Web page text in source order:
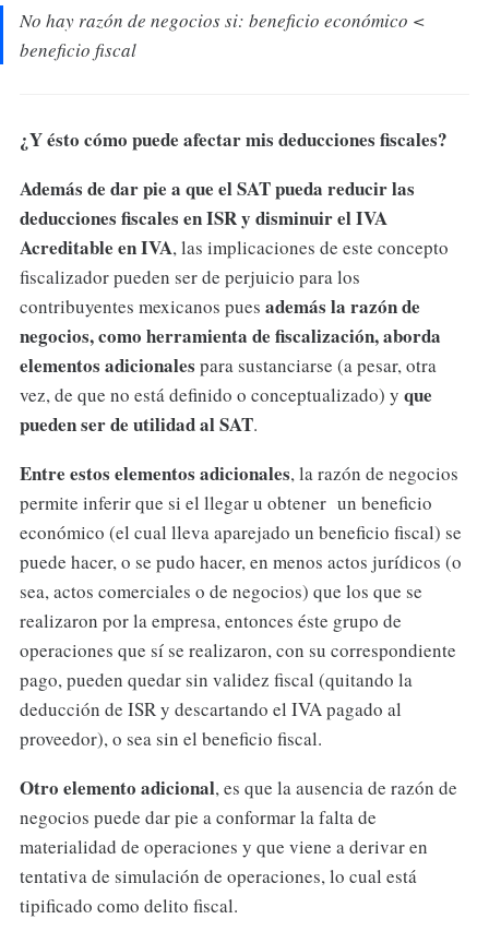
No hay razón de negocios si: beneficio económico <
beneficio fiscal
¿Y ésto cómo puede afectar mis deducciones fiscales?
Además de dar pie a que el SAT pueda reducir las
deducciones fiscales en ISR y disminuir el IVA
Acreditable en IVA, las implicaciones de este concepto
fiscalizador pueden ser de perjuicio para los
contribuyentes mexicanos pues además la razón de
negocios, como herramienta de fiscalización, aborda
elementos adicionales parasustanciarse (a pesar, otra
vez, de que no está definido o conceptualizado) y que
pueden ser de utilidad al SAT.
Entre estos elementos adicionales, la razón de negocios
permite inferir que si el llegar u obtener un beneficio
económico (el cual lleva aparejado un beneficio fiscal) se
puede hacer, o se pudo hacer, en menos actos jurídicos (o
sea, actos comerciales o de negocios) que los que se
realizaron por la empresa, entonces éste grupo de
operaciones que sí se realizaron, con su correspondiente
pago, pueden quedar sin validez fiscal (quitando la
deducción de ISR y descartando el IVA pagado al
proveedor), o sea sin el beneficio fiscal.
Otro elemento adicional, es que la ausencia de razón de
negocios puede dar pie a conformar la falta de
materialidad de operaciones y que viene a derivar en
tentativa de simulación de operaciones, lo cual está
tipificado como delito fiscal.